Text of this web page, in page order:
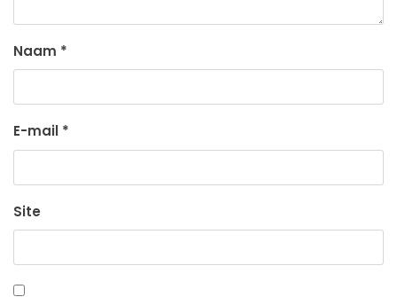
Naam *
E-mail *
Site